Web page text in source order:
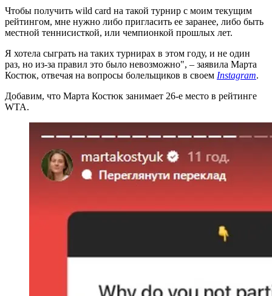
Чтобы получить wild card на такой турнир с моим текущим
рейтингом, мне нужно либо пригласить ее заранее, либо быть
местной теннисисткой, или чемпионкой прошлых лет.
Я хотела сыграть на таких турнирах в этом году, и не один
раз, но из-за правил это было невозможно", – заявила Марта
Костюк, отвечая на вопросы болельщиков в своем Instagram.
Добавим, что Марта Костюк занимает 26-е место в рейтинге
WTA.